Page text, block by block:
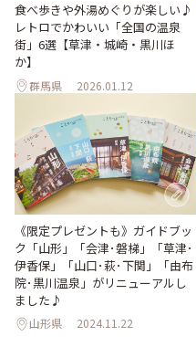
食べ歩きや外湯めぐりが楽しい♪
レトロでかわいい「全国の温泉
街」6選【草津・城崎・黒川ほ
か】
群馬県 2026.01.12
《限定プレゼントも》ガイドブッ
ク「山形」「会津･磐梯」「草津･
伊香保」「山口･萩･下関」「由布
院･黒川温泉」がリニューアルし
ました♪
山形県 2024.11.22